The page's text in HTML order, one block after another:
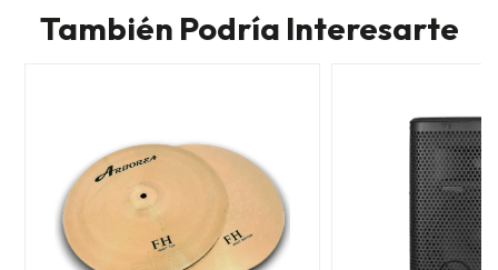
También Podría Interesarte